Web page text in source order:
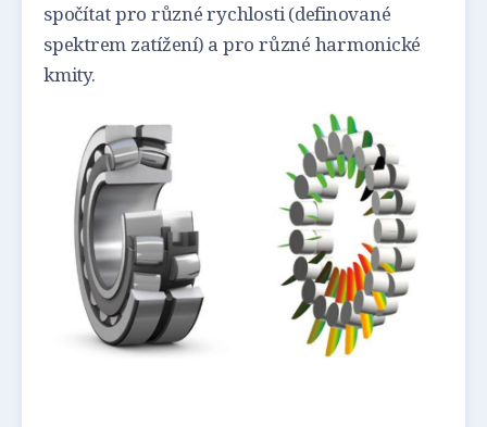
spočítat pro různé rychlosti (definované
spektrem zatížení) a pro různé harmonické
kmity.